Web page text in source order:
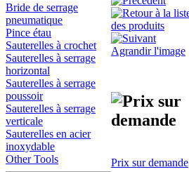
Bride de serrage
pneumatique
Pince étau
Sauterelles à crochet
Sauterelles à serrage
horizontal
Sauterelles à serrage
poussoir
Sauterelles à serrage
verticale
Sauterelles en acier
inoxydable
Other Tools
Agrandir l'image
Prix sur demande